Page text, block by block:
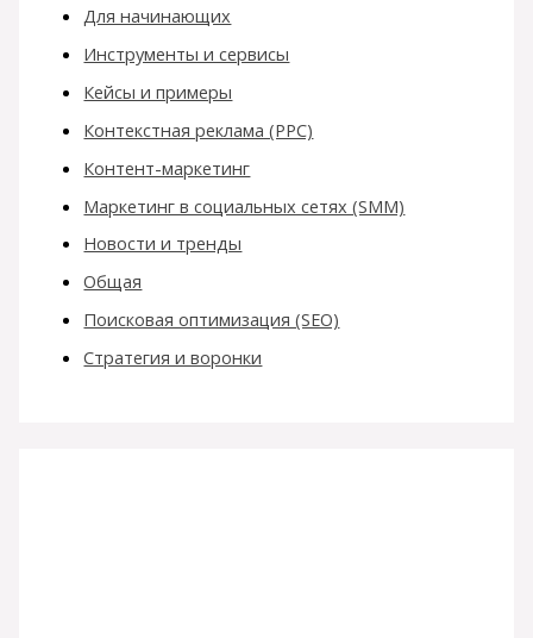
Для начинающих
Инструменты и сервисы
Кейсы и примеры
Контекстная реклама (PPC)
Контент-маркетинг
Маркетинг в социальных сетях (SMM)
Новости и тренды
Общая
Поисковая оптимизация (SEO)
Стратегия и воронки